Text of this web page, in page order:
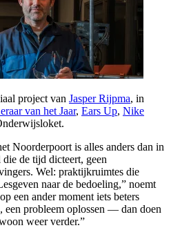
project van Jasper Rijpma, in
van het Jaar, Ears Up, Nike
Noorderpoort is alles anders dan in
de tijd dicteert, geen
Wel: praktijkruimtes die
naar de bedoeling,” noemt
een ander moment iets beters
probleem oplossen — dan doen
weer verder.”